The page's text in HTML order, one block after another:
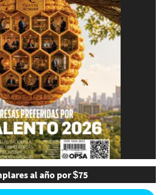
al año por $75